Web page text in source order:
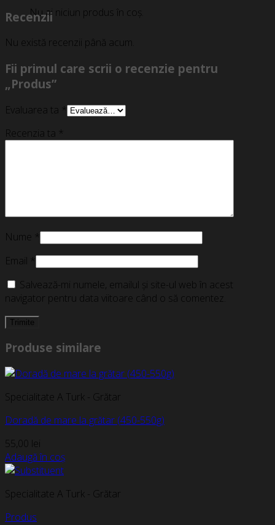
Nu ai niciun produs în coș.
Recenzii
Nu există recenzii până acum.
Fii primul care scrii o recenzie pentru
„Produs”
Evaluarea ta *
Recenzia ta *
Nume *
Email *
Salvează-mi numele, emailul și site-ul web în acest
navigator pentru data viitoare când o să comentez.
Produse similare
Specialitate A Turk - Grătar
Doradă de mare la grătar (450-550g)
55,00 lei
Adaugă în coș
Specialitate A Turk - Grătar
Produs